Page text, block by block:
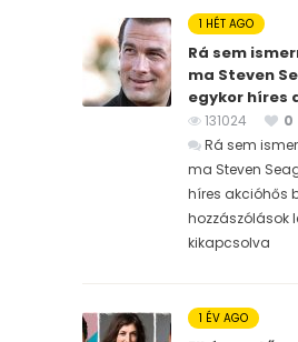
1 HÉT AGO
Rá sem
ma Steven
egykor híres
131024
0
Rá sem
ma Steven
híres akcióhős
hozzászólások
kikapcsolva
1 ÉV AGO